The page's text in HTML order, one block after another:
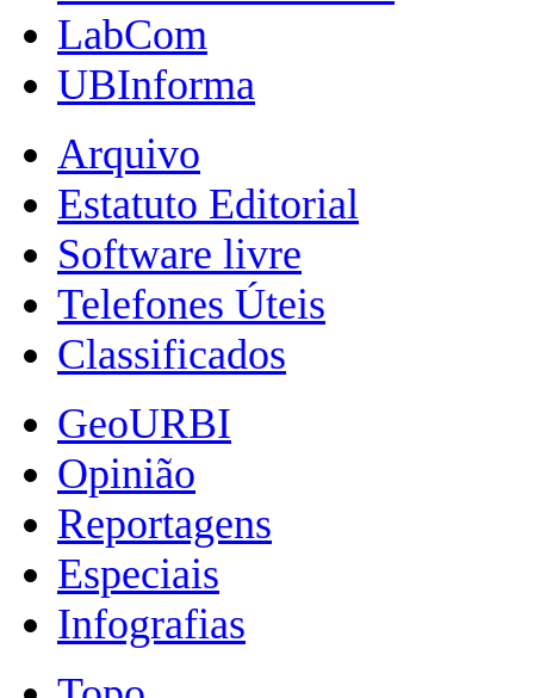
LabCom
UBInforma
Arquivo
Estatuto Editorial
Software livre
Telefones Úteis
Classificados
GeoURBI
Opinião
Reportagens
Especiais
Infografias